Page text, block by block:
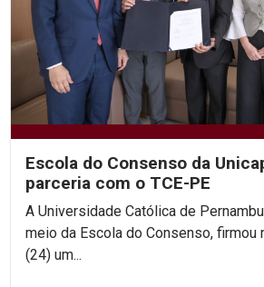
Escola do Consenso da
parceria com o TCE-PE
A Universidade Católica de
meio da Escola do Consenso, firmou
(24) um...